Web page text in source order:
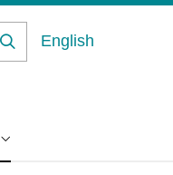
English